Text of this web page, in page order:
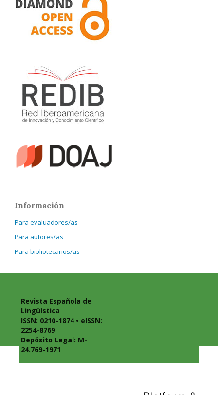
Información
Para evaluadores/as
Para autores/as
Para bibliotecarios/as
Revista Española de
Lingüística
ISSN: 0210-1874 • eISSN:
2254-8769
Depósito Legal: M-
24.769-1971